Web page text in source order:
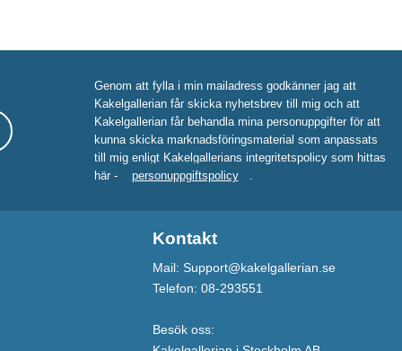
Genom att fylla i min mailadress godkänner jag att
Kakelgallerian får skicka nyhetsbrev till mig och att
Kakelgallerian får behandla mina personuppgifter för att
kunna skicka marknadsföringsmaterial som anpassats
till mig enligt Kakelgallerians integritetspolicy som hittas
här -
personuppgiftspolicy
Kontakt
Mail: Support@kakelgallerian.se
Telefon: 08-293551
Besök oss: